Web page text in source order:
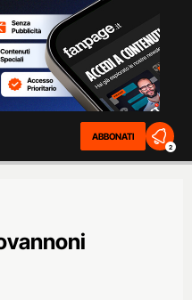
ABBONATI
2